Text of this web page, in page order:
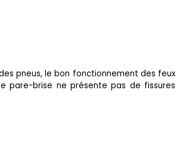
pneus, le bon fonctionnement des feux
pare-brise ne présente pas de fissures